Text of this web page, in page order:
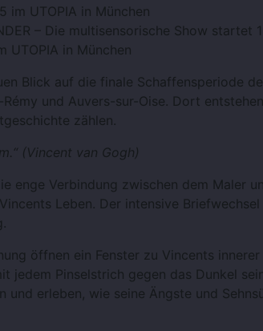
– Die multisensorische Show startet
UTOPIA in München
Blick auf die finale Schaffensperiode
und Auvers-sur-Oise. Dort
zählen.
(Vincent van Gogh)
enge Verbindung zwischen dem Maler
Leben. Der intensive
öffnen ein Fenster zu Vincents innerer
jedem Pinselstrich gegen das Dunkel
erleben, wie seine Ängste und